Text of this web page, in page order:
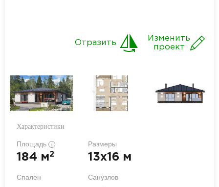
Изменить
проект
Отразить
Характеристики
Площадь i
184 м2
Размеры
13x16 м
Спален Санузлов